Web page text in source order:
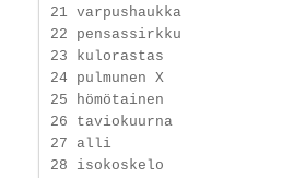
21 varpushaukka
22 pensassirkku
23 kulorastas
24 pulmunen X
25 hömötainen
26 taviokuurna
27 alli
28 isokoskelo